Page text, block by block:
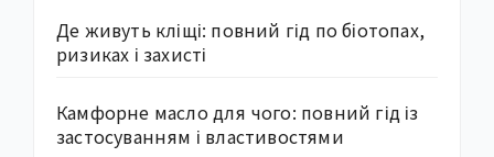
Де живуть кліщі: повний гід по біотопах,
ризиках і захисті
Камфорне масло для чого: повний гід із
застосуванням і властивостями